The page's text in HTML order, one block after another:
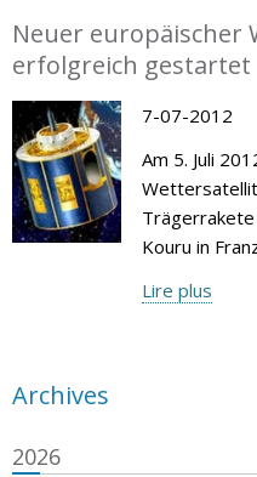
Neuer europäischer
erfolgreich gestartet
7-07-2012
Am 5. Juli
Kouru in
Lire plus
Archives
2026